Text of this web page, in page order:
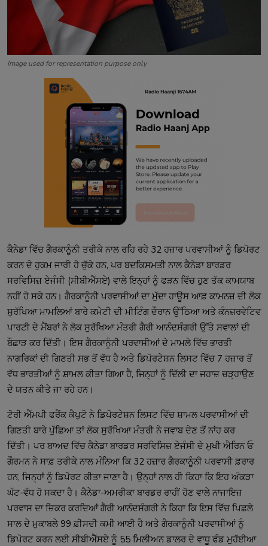
Image used for representation purpose only
ਕੈਨੇਡਾ ਵਿੱਚ ਗੈਰਕਾਨੂੰਨੀ ਤਰੀਕੇ ਨਾਲ ਰਹਿ ਰਹੇ 32 ਹਜ਼ਾਰ ਪਰਵਾਸੀਆਂ ਨੂੰ ਡਿਪੋਰਟ
ਕਰਨ ਦੇ ਹੁਕਮ ਜਾਰੀ ਹੋ ਚੁੱਕੇ ਹਨ, ਪਰ ਬਦਕਿਸਮਤੀ ਨਾਲ ਕੈਨੇਡਾ ਬਾਰਡਰ
ਸਰਵਿਸਿਜ਼ ਏਜੰਸੀ (ਸੀਬੀਐੱਸਏ) ਵਾਲੇ ਇਨ੍ਹਾਂ ਨੂੰ ਫੜਨ ਵਿੱਚ ਹੁਣ ਤੱਕ ਕਾਮਯਾਬ
ਨਹੀਂ ਹੋ ਸਕੇ ਹਨ। ਗੈਰਕਾਨੂੰਨੀ ਪਰਵਾਸੀਆਂ ਦਾ ਮੁੱਦਾ ਹਾਊਸ ਆਫ਼ ਕਾਮਨਜ਼ ਦੀ ਲੋਕ
ਸੁਰੱਖਿਆ ਮਾਮਲਿਆਂ ਬਾਰੇ ਕਮੇਟੀ ਦੀ ਮੀਟਿੰਗ ਦੌਰਾਨ ਉੱਠਿਆ ਅਤੇ ਕੰਨਜ਼ਰਵੇਟਿਵ
ਪਾਰਟੀ ਦੇ ਮੈਂਬਰਾਂ ਨੇ ਲੋਕ ਸੁਰੱਖਿਆ ਮੰਤਰੀ ਗੈਰੀ ਆਨੰਦਸੰਗਰੀ ਉੱਤੇ ਸਵਾਲਾਂ ਦੀ
ਬੌਛਾੜ ਕਰ ਦਿੱਤੀ। ਇਸ ਗੈਰਕਾਨੂੰਨੀ ਪਰਵਾਸੀਆਂ ਦੇ ਮਾਮਲੇ ਵਿੱਚ ਭਾਰਤੀ
ਨਾਗਰਿਕਾਂ ਦੀ ਗਿਣਤੀ ਸਭ ਤੋਂ ਵੱਧ ਹੈ ਅਤੇ ਡਿਪੋਰਟੇਸ਼ਨ ਲਿਸਟ ਵਿੱਚ 7 ਹਜ਼ਾਰ ਤੋਂ
ਵੱਧ ਭਾਰਤੀਆਂ ਨੂੰ ਸ਼ਾਮਲ ਕੀਤਾ ਗਿਆ ਹੈ, ਜਿਨ੍ਹਾਂ ਨੂੰ ਦਿੱਲੀ ਦਾ ਜਹਾਜ਼ ਚੜ੍ਹਾਉਣ
ਟੋਰੀ ਐੱਮਪੀ ਫਰੈਂਕ ਕੈਪੁਟੋ ਨੇ ਡਿਪੋਰਟੇਸ਼ਨ ਲਿਸਟ ਵਿੱਚ ਸ਼ਾਮਲ ਪਰਵਾਸੀਆਂ ਦੀ
ਗਿਣਤੀ ਬਾਰੇ ਪੁੱਛਿਆ ਤਾਂ ਲੋਕ ਸੁਰੱਖਿਆ ਮੰਤਰੀ ਨੇ ਜਵਾਬ ਦੇਣ ਤੋਂ ਨਾਂਹ ਕਰ
ਦਿੱਤੀ। ਪਰ ਬਾਅਦ ਵਿੱਚ ਕੈਨੇਡਾ ਬਾਰਡਰ ਸਰਵਿਸਿਜ਼ ਏਜੰਸੀ ਦੇ ਮੁਖੀ ਐਰਿਨ ਓ
ਗੌਰਮਨ ਨੇ ਸਾਫ਼ ਤਰੀਕੇ ਨਾਲ ਮੰਨਿਆ ਕਿ 32 ਹਜ਼ਾਰ ਗੈਰਕਾਨੂੰਨੀ ਪਰਵਾਸੀ ਫ਼ਰਾਰ
ਹਨ, ਜਿਨ੍ਹਾਂ ਨੂੰ ਡਿਪੋਰਟ ਕੀਤਾ ਜਾਣਾ ਹੈ। ਉਨ੍ਹਾਂ ਨਾਲ ਹੀ ਕਿਹਾ ਕਿ ਇਹ ਅੰਕੜਾ
ਘੱਟ-ਵੱਧ ਹੋ ਸਕਦਾ ਹੈ। ਕੈਨੇਡਾ-ਅਮਰੀਕਾ ਬਾਰਡਰ ਰਾਹੀਂ ਹੋਣ ਵਾਲੇ ਨਾਜਾਇਜ਼
ਪਰਵਾਸ ਦਾ ਜ਼ਿਕਰ ਕਰਦਿਆਂ ਗੈਰੀ ਆਨੰਦਸੰਗਰੀ ਨੇ ਕਿਹਾ ਕਿ ਇਸ ਵਿੱਚ ਪਿਛਲੇ
ਸਾਲ ਦੇ ਮੁਕਾਬਲੇ 99 ਫ਼ੀਸਦੀ ਕਮੀ ਆਈ ਹੈ ਅਤੇ ਗੈਰਕਾਨੂੰਨੀ ਪਰਵਾਸੀਆਂ ਨੂੰ
ਡਿਪੋਰਟ ਕਰਨ ਲਈ ਸੀਬੀਐੱਸਏ ਨੂੰ 55 ਮਿਲੀਅਨ ਡਾਲਰ ਦੇ ਵਾਧੂ ਫੰਡ ਮੁਹੱਈਆ